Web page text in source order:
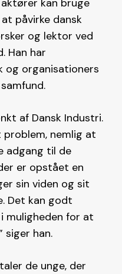
påvirke dansk
og lektor ved
Han har
organisationers
af Dansk Industri.
nemlig at
adgang til de
er opstået en
sin viden og sit
Det kan godt
muligheden for at
siger han.
de unge, der